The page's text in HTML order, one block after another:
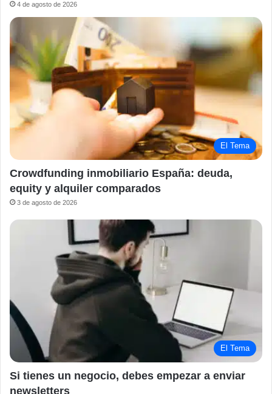
4 de agosto de 2026
El Tema
Crowdfunding inmobiliario España: deuda,
equity y alquiler comparados
3 de agosto de 2026
El Tema
Si tienes un negocio, debes empezar a enviar
newsletters